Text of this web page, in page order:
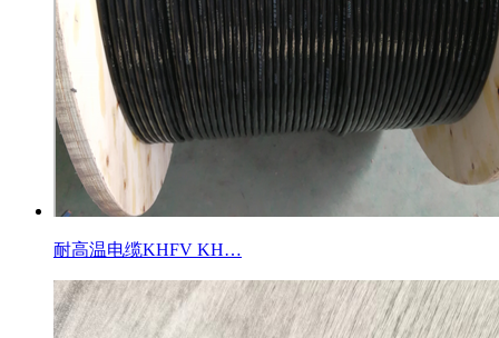
耐高温电缆KHFV KH…